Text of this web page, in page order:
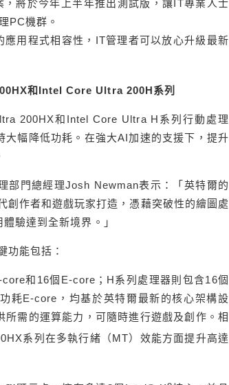
將於今年上半年推出測試版，讓IT專業人士
PC機群。
應用程式相容性，IT管理者可以放心升級最新
和 Intel Core Ultra 200H 系列
200HX和Intel Core Ultra H系列行動處理
幅降低功耗。在強大AI加速的支援下，提升
部門總經理Josh Newman表示：「英特爾的
作者和遊戲玩家打造，憑藉突破性的繪圖處
驗達到全新境界。」
功能包括：
和16個E-core；H系列處理器則包含16個
耗E-core，均基於英特爾最新的核心架構設
需的運算能力，可隨時進行遊戲及創作。相
系列在多執行緒（MT）效能方面提升高達